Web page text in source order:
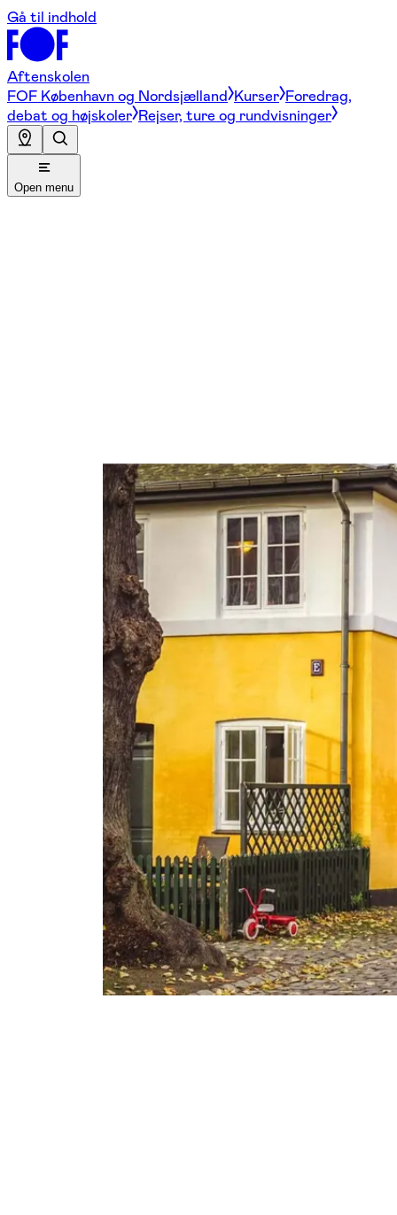
Gå til indhold
Aftenskolen
FOF København og Nordsjælland Kurser Foredrag,
debat og højskoler Rejser, ture og rundvisninger
Open menu